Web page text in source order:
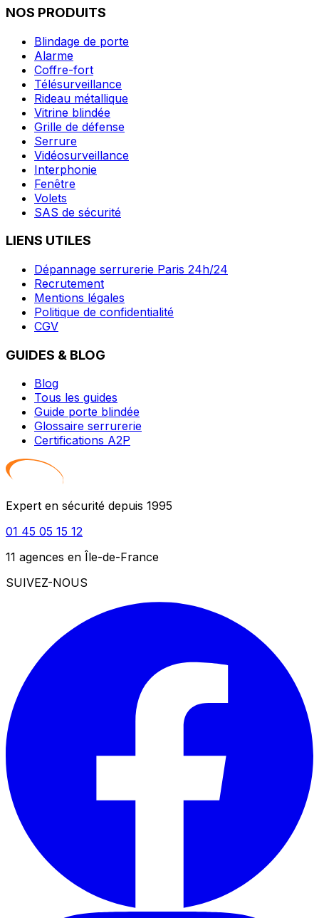
NOS PRODUITS
Blindage de porte
Alarme
Coffre-fort
Télésurveillance
Rideau métallique
Vitrine blindée
Grille de défense
Serrure
Vidéosurveillance
Interphonie
Fenêtre
Volets
SAS de sécurité
LIENS UTILES
Dépannage serrurerie Paris 24h/24
Recrutement
Mentions légales
Politique de confidentialité
CGV
GUIDES & BLOG
Blog
Tous les guides
Guide porte blindée
Glossaire serrurerie
Certifications A2P
Expert en sécurité depuis 1995
01 45 05 15 12
11 agences en Île-de-France
SUIVEZ-NOUS